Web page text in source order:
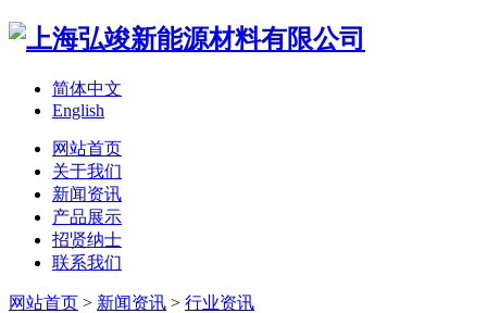
简体中文
English
网站首页
关于我们
新闻资讯
产品展示
招贤纳士
联系我们
网站首页 > 新闻资讯 > 行业资讯